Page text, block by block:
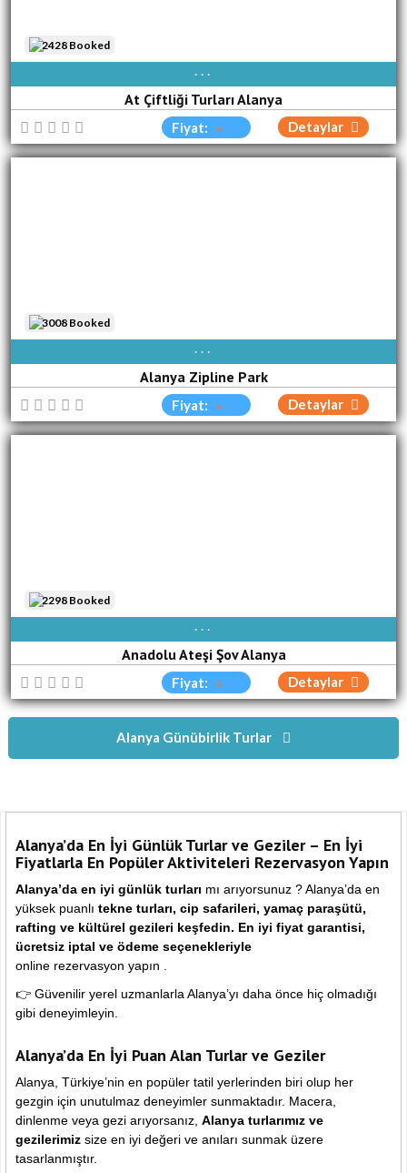
AVAIBLE EVERY DAY
At Çiftliği Turları Alanya
2428 Booked
Fiyat: Detaylar
AVAIBLE EVERY DAY
Alanya Zipline Park
3008 Booked
Fiyat: Detaylar
ÇA[R]
Anadolu Ateşi Şov Alanya
2298 Booked
Fiyat: Detaylar
Alanya Günübirlik Turlar
Alanya’da En İyi Günlük Turlar ve Geziler – En İyi
Fiyatlarla En Popüler Aktiviteleri Rezervasyon Yapın
Alanya’da en iyi günlük turları mı arıyorsunuz ? Alanya’da en
yüksek puanlı tekne turları, cip safarileri, yamaç paraşütü,
rafting ve kültürel gezileri keşfedin. En iyi fiyat garantisi,
ücretsiz iptal ve ödeme seçenekleriyle
online rezervasyon yapın .
👉 Güvenilir yerel uzmanlarla Alanya’yı daha önce hiç olmadığı
gibi deneyimleyin.
Alanya’da En İyi Puan Alan Turlar ve Geziler
Alanya, Türkiye’nin en popüler tatil yerlerinden biri olup her
gezgin için unutulmaz deneyimler sunmaktadır. Macera,
dinlenme veya gezi arıyorsanız, Alanya turlarımız ve
gezilerimiz size en iyi değeri ve anıları sunmak üzere
tasarlanmıştır.